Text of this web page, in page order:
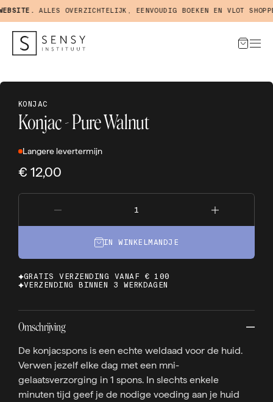
ALLES OVERZICHTELIJK, EENVOUDIG BOEKEN EN VLOT
KONJAC
Konjac - Pure Walnut
Langere levertermijn
€ 12,00
IN WINKELMANDJE
GRATIS VERZENDING VANAF € 100
VERZENDING BINNEN 3 WERKDAGEN
Omschrijving
De konjacspons is een echte weldaad voor de huid.
Verwen jezelf elke dag met een mni-
gelaatsverzorging in 1 spons. In slechts enkele
minuten tijd geef je de nodige voeding aan je huid